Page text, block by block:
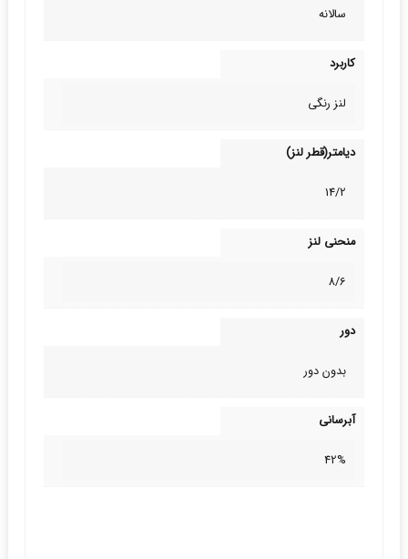
سالانه
کاربرد
لنز رنگی
دیامتر(قطر لنز)
14/2
منحنی لنز
8/6
دور
بدون دور
آبرسانی
42%